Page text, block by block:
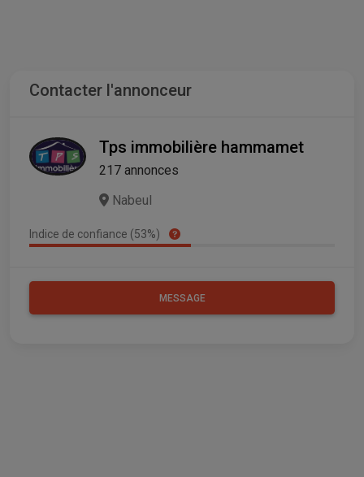
Contacter l'annonceur
Tps immobilière hammamet
217 annonces
Nabeul
Indice de confiance (53%)
MESSAGE